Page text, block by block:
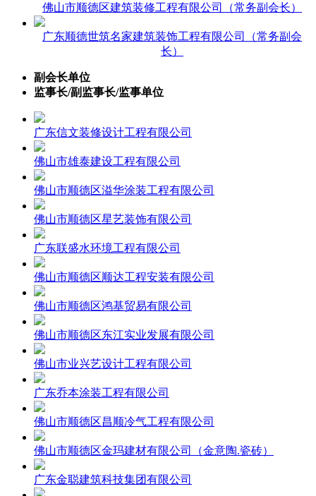
佛山市顺德区建筑装修工程有限公司（常务副会长）
广东顺德世筑名家建筑装饰工程有限公司（常务副会
长）
副会长单位
监事长/副监事长/监事单位
广东信文装修设计工程有限公司
佛山市雄泰建设工程有限公司
佛山市顺德区溢华涂装工程有限公司
佛山市顺德区星艺装饰有限公司
广东联盛水环境工程有限公司
佛山市顺德区顺达工程安装有限公司
佛山市顺德区鸿基贸易有限公司
佛山市顺德区东江实业发展有限公司
佛山市业兴艺设计工程有限公司
广东乔本涂装工程有限公司
佛山市顺德区昌顺冷气工程有限公司
佛山市顺德区金玛建材有限公司（金意陶.瓷砖）
广东金聪建筑科技集团有限公司